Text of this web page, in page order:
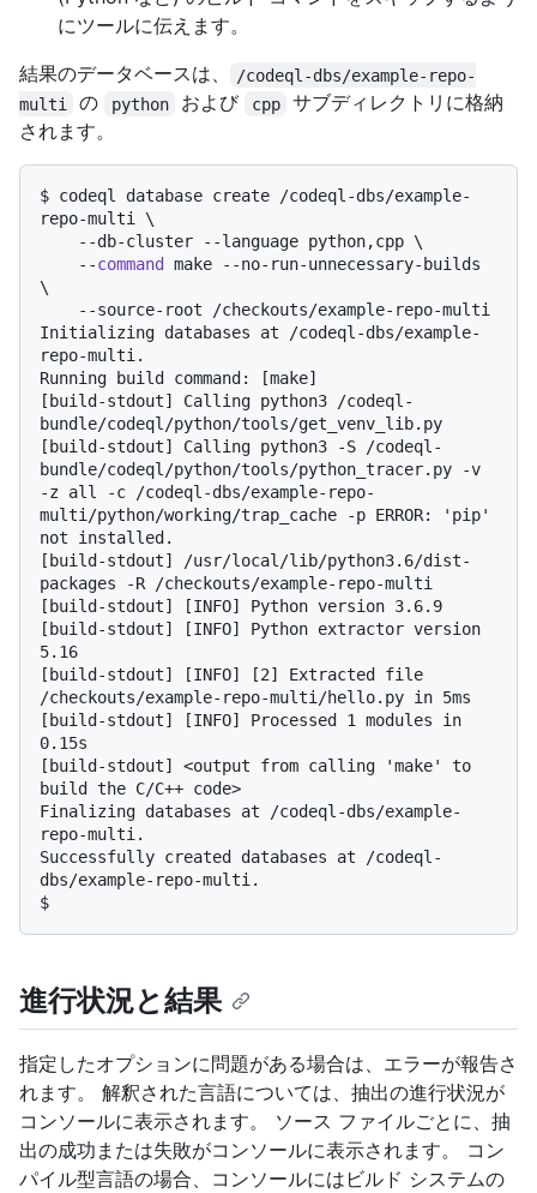
にツールに伝えます。
結果のデータベースは、
/codeql-dbs/example-repo-
multi
の python および cpp
サブディレクトリに格納
されます。
$ codeql database create /codeql-dbs/example-
repo-multi \
    --
command
make --no-run-unnecessary-builds
\
    --source-root /checkouts/example-repo-multi
Initializing databases at /codeql-dbs/example-
repo-multi.
Running build command: [make]
[build-stdout] Calling python3 /codeql-
bundle/codeql/python/tools/get_venv_lib.py
[build-stdout] Calling python3 -S /codeql-
bundle/codeql/python/tools/python_tracer.py -v
-z all -c /codeql-dbs/example-repo-
multi/python/working/trap_cache -p ERROR: 'pip'
not installed.
[build-stdout] /usr/local/lib/python3.6/dist-
packages -R /checkouts/example-repo-multi
[build-stdout] [INFO] Python version 3.6.9
[build-stdout] [INFO] Python extractor version
5.16
[build-stdout] [INFO] [2] Extracted file
/checkouts/example-repo-multi/hello.py in 5ms
[build-stdout] [INFO] Processed 1 modules in
0.15s
[build-stdout] <output from calling 'make' to
build the C/C++ code>
Finalizing databases at /codeql-dbs/example-
repo-multi.
Successfully created databases at /codeql-
$
進行状況と結果
指定したオプションに問題がある場合は、エラーが報告さ
れます。 解釈された言語については、抽出の進行状況が
コンソールに表示されます。 ソース ファイルごとに、抽
出の成功または失敗がコンソールに表示されます。 コン
パイル型言語の場合、コンソールにはビルド システムの